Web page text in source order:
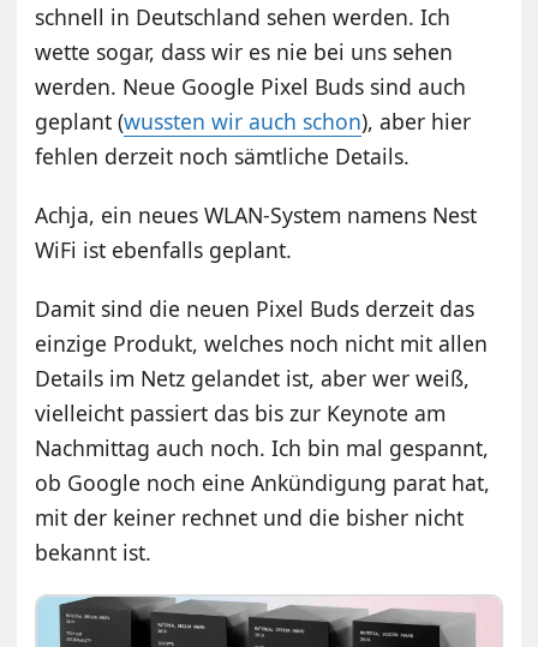
schnell in Deutschland sehen werden. Ich
wette sogar, dass wir es nie bei uns sehen
werden. Neue Google Pixel Buds sind auch
geplant (wussten wir auch schon), aber hier
fehlen derzeit noch sämtliche Details.
Achja, ein neues WLAN-System namens Nest
WiFi ist ebenfalls geplant.
Damit sind die neuen Pixel Buds derzeit das
einzige Produkt, welches noch nicht mit allen
Details im Netz gelandet ist, aber wer weiß,
vielleicht passiert das bis zur Keynote am
Nachmittag auch noch. Ich bin mal gespannt,
ob Google noch eine Ankündigung parat hat,
mit der keiner rechnet und die bisher nicht
bekannt ist.